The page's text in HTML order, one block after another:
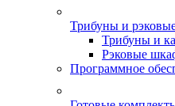
Трибуны и
Трибуны и
Рэковые
Программное